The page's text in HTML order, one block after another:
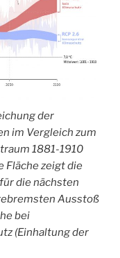
der
im Vergleich zum
1881-1910
Fläche zeigt die
die nächsten
Ausstoß
bei
(Einhaltung der